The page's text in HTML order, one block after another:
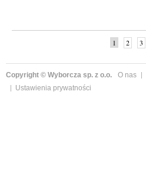
1 2 3
Copyright © Wyborcza sp. z o.o. O nas
Ustawienia prywatności